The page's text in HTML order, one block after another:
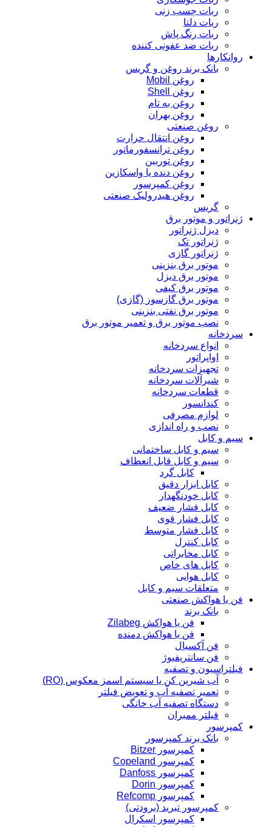
ربات چسب زنی
ربات دلتا
ربات رنگ پاش
ربات ضد عفونی کننده
روانکارها
بانک برند روغن و گریس
روغن Mobil
روغن Shell
روغن به تام
روغن بهران
روغن صنعتی
روغن انتقال حرارت
روغن ترانسفورماتور
روغن توربین
روغن دنده یا واسکازین
روغن کمپرسور
روغن هیدرولیک صنعتی
گریس
ژنراتور و موتور برق
دیزل ژنراتور
ژنراتور تک
ژنراتور گازی
موتور برق بنزینی
موتور برق دیزل
موتور برق کیفی
موتور برق گازسوز (گازی)
موتور برق نفتی بنزینی
نصب موتور برق و تعمیر موتور برق
سردخانه
انواع سردخانه
اواپراتور
تجهیزات سردخانه
شیرآلات سردخانه
قطعات سردخانه
کندانسور
لوازم مصرفی
نصب و راه اندازی
سیم و کابل
سیم و کابل ساختمانی
سیم و کابل قابل انعطاف
کابل گرد
کابل ابزار دقیق
کابل خودنگهدار
کابل فشار ضعیف
کابل فشار قوی
کابل فشار متوسط
کابل کنترل
کابل مخابراتی
کابل های خاص
کابل هوایی
متعلقات سیم و کابل
فن یا هواکش صنعتی
بانک برند
فن یا هواکش Zilabeg
فن یا هواکش دمنده
فن آکسیال
فن سانتریفیوژ
فیلتراسیون و تصفیه
آب شیرین کن یا سیستم اسمز معکوس (RO)
تعمیر تصفیه آب و تعویض فیلتر
دستگاه تصفیه آب خانگی
فیلتر ممبران
کمپرسور
بانک برند کمپرسور
کمپرسور Bitzer
کمپرسور Copeland
کمپرسور Danfoss
کمپرسور Dorin
کمپرسور Refcomp
کمپرسور تبرید (برودتی)
کمپرسور اسکرال